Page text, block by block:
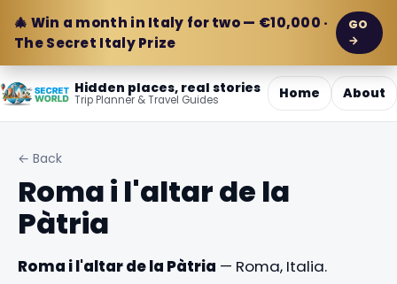
🎄 Win a month in Italy for two — €10,000 ·
The Secret Italy Prize
GO
→
Hidden places, real stories
Trip Planner & Travel Guides Home About
← Back
Roma i l'altar de la
Pàtria
Roma i l'altar de la Pàtria — Roma, Italia.